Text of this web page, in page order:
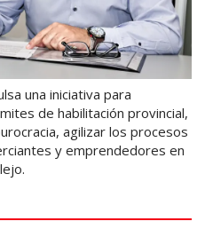
una iniciativa para
de habilitación provincial,
agilizar los procesos
y emprendedores en